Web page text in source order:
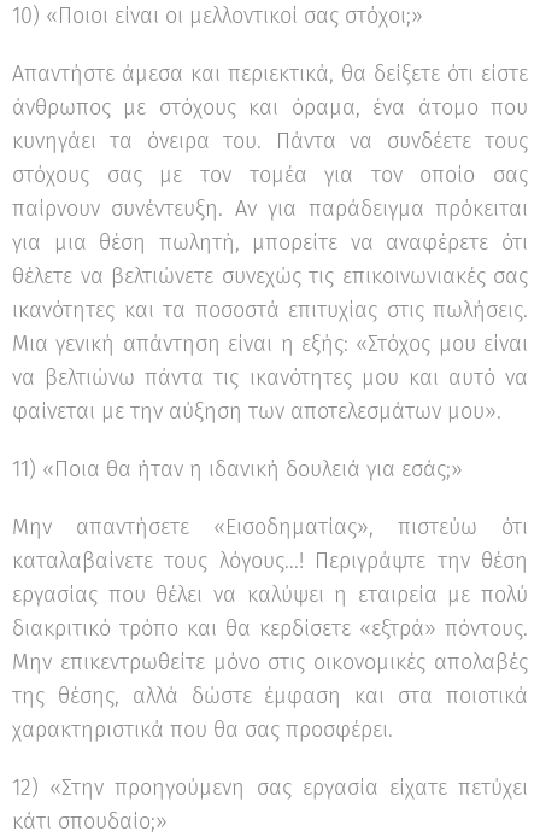
10) «Ποιοι είναι οι μελλοντικοί σας στόχοι;»
Απαντήστε άμεσα και περιεκτικά, θα δείξετε ότι είστε
άνθρωπος με στόχους και όραμα, ένα άτομο που
κυνηγάει τα όνειρα του. Πάντα να συνδέετε τους
στόχους σας με τον τομέα για τον οποίο σας
παίρνουν συνέντευξη. Αν για παράδειγμα πρόκειται
για μια θέση πωλητή, μπορείτε να αναφέρετε ότι
θέλετε να βελτιώνετε συνεχώς τις επικοινωνιακές σας
ικανότητες και τα ποσοστά επιτυχίας στις πωλήσεις.
Μια γενική απάντηση είναι η εξής: «Στόχος μου είναι
να βελτιώνω πάντα τις ικανότητες μου και αυτό να
φαίνεται με την αύξηση των αποτελεσμάτων μου».
11) «Ποια θα ήταν η ιδανική δουλειά για εσάς;»
Μην απαντήσετε «Εισοδηματίας», πιστεύω ότι
καταλαβαίνετε τους λόγους...! Περιγράψτε την θέση
εργασίας που θέλει να καλύψει η εταιρεία με πολύ
διακριτικό τρόπο και θα κερδίσετε «εξτρά» πόντους.
Μην επικεντρωθείτε μόνο στις οικονομικές απολαβές
της θέσης, αλλά δώστε έμφαση και στα ποιοτικά
χαρακτηριστικά που θα σας προσφέρει.
12) «Στην προηγούμενη σας εργασία είχατε πετύχει
κάτι σπουδαίο;»